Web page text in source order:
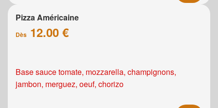
Pizza Américaine
Dès 12.00 €
Base sauce tomate, mozzarella, champignons,
jambon, merguez, oeuf, chorizo